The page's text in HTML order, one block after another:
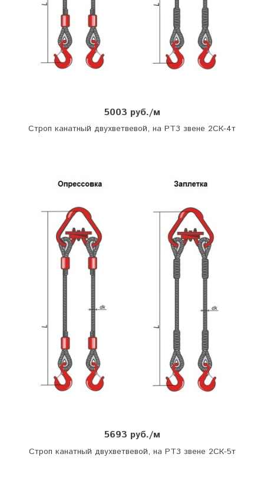
5003 руб./м
Строп канатный двухветвевой, на РТ3 звене 2СК-4т
5693 руб./м
Строп канатный двухветвевой, на РТ3 звене 2СК-5т